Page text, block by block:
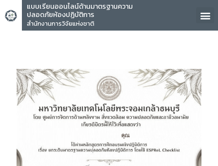
แบบเรียนออนไลน์ด้านมาตรฐานความ
ปลอดภัยห้องปฏิบัติการ
สำนักงานการวิจัยแห่งชาติ
คุณ